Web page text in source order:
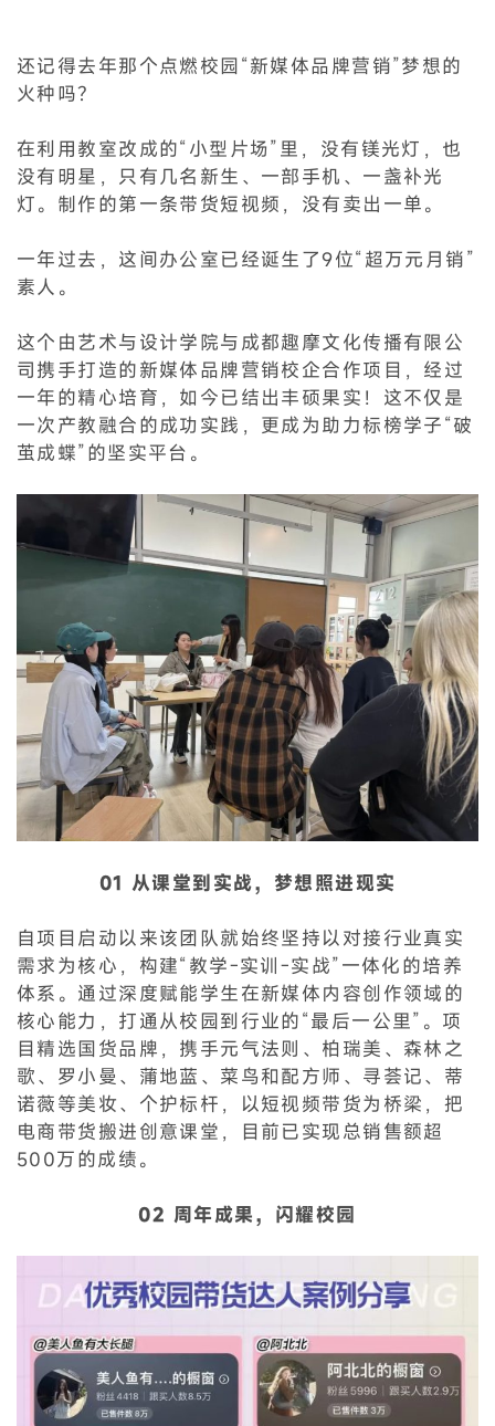
还记得去年那个点燃校园“新媒体品牌营销”梦想的
火种吗？
在利用教室改成的“小型片场”里，没有镁光灯，也
没有明星，只有几名新生、一部手机、一盏补光
灯。制作的第一条带货短视频，没有卖出一单。
一年过去，这间办公室已经诞生了9位“超万元月销”
素人。
这个由艺术与设计学院与成都趣摩文化传播有限公
司携手打造的新媒体品牌营销校企合作项目，经过
一年的精心培育，如今已结出丰硕果实！这不仅是
一次产教融合的成功实践，更成为助力标榜学子“破
茧成蝶”的坚实平台。
01 从课堂到实战，梦想照进现实
自项目启动以来该团队就始终坚持以对接行业真实
需求为核心，构建“教学-实训-实战”一体化的培养
体系。通过深度赋能学生在新媒体内容创作领域的
核心能力，打通从校园到行业的“最后一公里”。项
目精选国货品牌，携手元气法则、柏瑞美、森林之
歌、罗小曼、蒲地蓝、菜鸟和配方师、寻荟记、蒂
诺薇等美妆、个护标杆，以短视频带货为桥梁，把
电商带货搬进创意课堂，目前已实现总销售额超
500万的成绩。
02 周年成果，闪耀校园